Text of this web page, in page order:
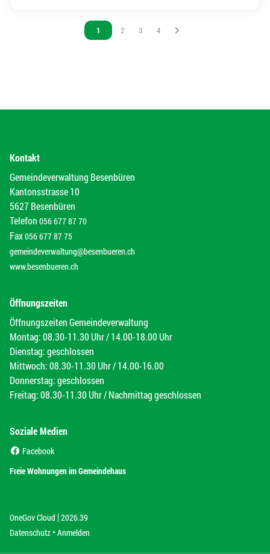
Vous êtes sur la page
1 Vous êtes sur la page
2 Vous êtes sur la page
3 Vous êtes sur la page
4
Kontakt
Gemeindeverwaltung Besenbüren
Kantonsstrasse 10
5627 Besenbüren
Telefon 056 677 87 70
Fax056 677 87 75
gemeindeverwaltung@besenbueren.ch
www.besenbueren.ch
Öffnungszeiten
Öffnungszeiten Gemeindeverwaltung
Montag: 08.30-11.30 Uhr / 14.00-18.00 Uhr
Dienstag: geschlossen
Mittwoch: 08.30-11.30 Uhr / 14.00-16.00
Donnerstag: geschlossen
Freitag: 08.30-11.30 Uhr / Nachmittag geschlossen
Soziale Medien
Facebook
Freie Wohnungen im Gemeindehaus
OneGov Cloud (External Link)
|2026.39
Datenschutz (External Link)
Anmelden